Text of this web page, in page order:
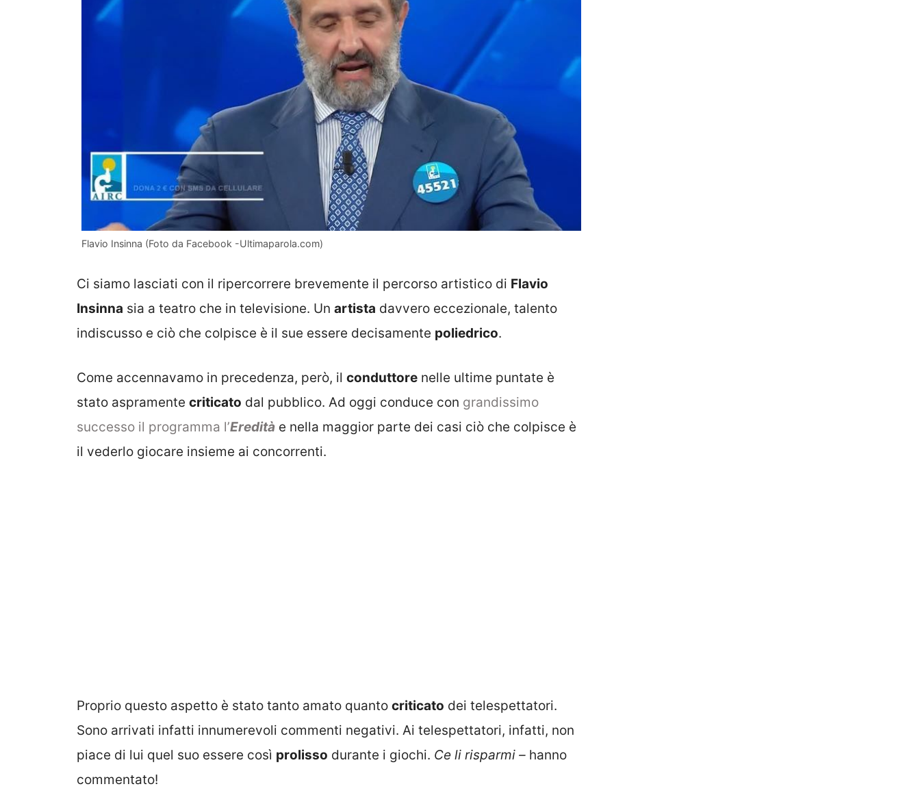
Flavio Insinna (Foto da Facebook -Ultimaparola.com)
Ci siamo lasciati con il ripercorrere brevemente il percorso artistico di Flavio
Insinna sia a teatro che in televisione. Un artista davvero eccezionale, talento
indiscusso e ciò che colpisce è il sue essere decisamente poliedrico.
Come accennavamo in precedenza, però, il conduttore nelle ultime puntate è
stato aspramente criticato dal pubblico. Ad oggi conduce con grandissimo
successo il programma l’Eredità e nella maggior parte dei casi ciò che colpisce è
il vederlo giocare insieme ai concorrenti.
Proprio questo aspetto è stato tanto amato quanto criticato dei telespettatori.
Sono arrivati infatti innumerevoli commenti negativi. Ai telespettatori, infatti, non
piace di lui quel suo essere così prolisso durante i giochi. Ce li risparmi – hanno
commentato!